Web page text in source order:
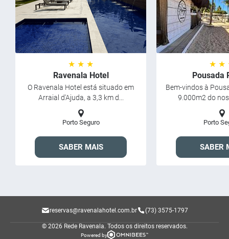
★ ★ ★
Ravenala Hotel
O Ravenala Hotel está situado em
Arraial d'Ajuda, a 3,3 km d...
Porto Seguro
SABER MAIS
★ ★
Pousada
Bem-vindos à
9.000m2 do
Porto
SABER
reservas@ravenalahotel.com.br (73) 3575-1797
© 2026 Rede Ravenala. Todos os direitos reservados.
Powered by